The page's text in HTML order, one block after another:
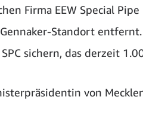
Firma EEW Special
Standort
sichern, das derzeit
von